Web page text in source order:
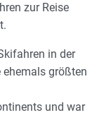
zur Reise
in der
ehemals größten
und war